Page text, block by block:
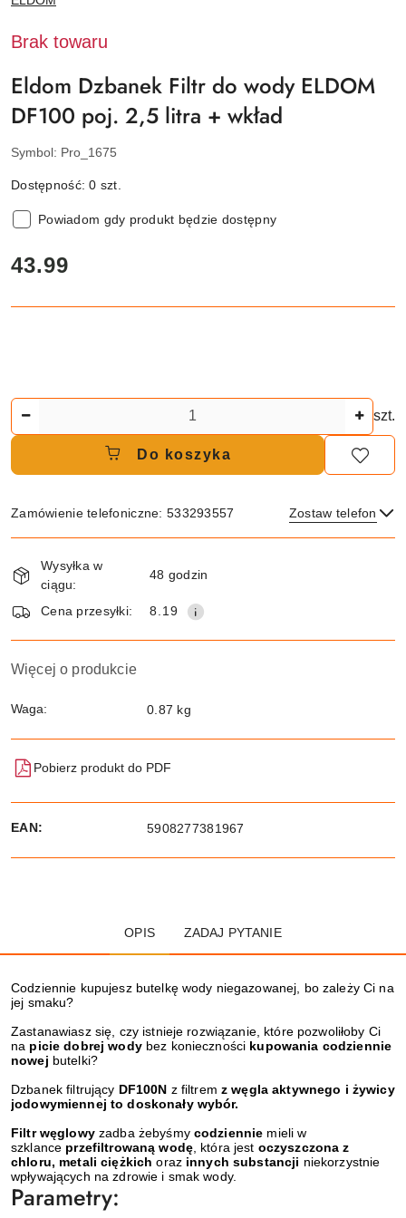
PRODUCENTA:
Brak towaru
Eldom Dzbanek Filtr do wody ELDOM
DF100 poj. 2,5 litra + wkład
Symbol: Pro_1675
Dostępność:0 szt.
Powiadom gdy produkt będzie dostępny
cena:
43.99
szt.
Do koszyka
Zamówienie telefoniczne: 533293557 Zostaw telefon
Dostępność
i
dostawa
Wysyłka w
ciągu:
48 godzin
Cena przesyłki: 8.19
Więcej o produkcie
Waga: 0.87 kg
Pobierz produkt do PDF
EAN: 5908277381967
OPIS ZADAJ PYTANIE
Codziennie kupujesz butelkę wody niegazowanej, bo zależy Ci na
jej smaku?
Zastanawiasz się, czy istnieje rozwiązanie, które pozwoliłoby Ci
na picie dobrej wodybez konieczności kupowania codziennie
nowej butelki?
Dzbanek filtrujący DF100N z filtrem z węgla aktywnego i żywicy
jodowymiennej to doskonały wybór.
Filtr węglowyzadba żebyśmycodziennie mieli w
szklance przefiltrowaną wodę, która jest oczyszczona z
chloru, metali ciężkich oraz innych substancji niekorzystnie
wpływających na zdrowie i smak wody.
Parametry: